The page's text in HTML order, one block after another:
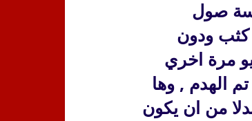
صول
كثب ودون
مرة اخري
الهدم , وها
من ان يكون